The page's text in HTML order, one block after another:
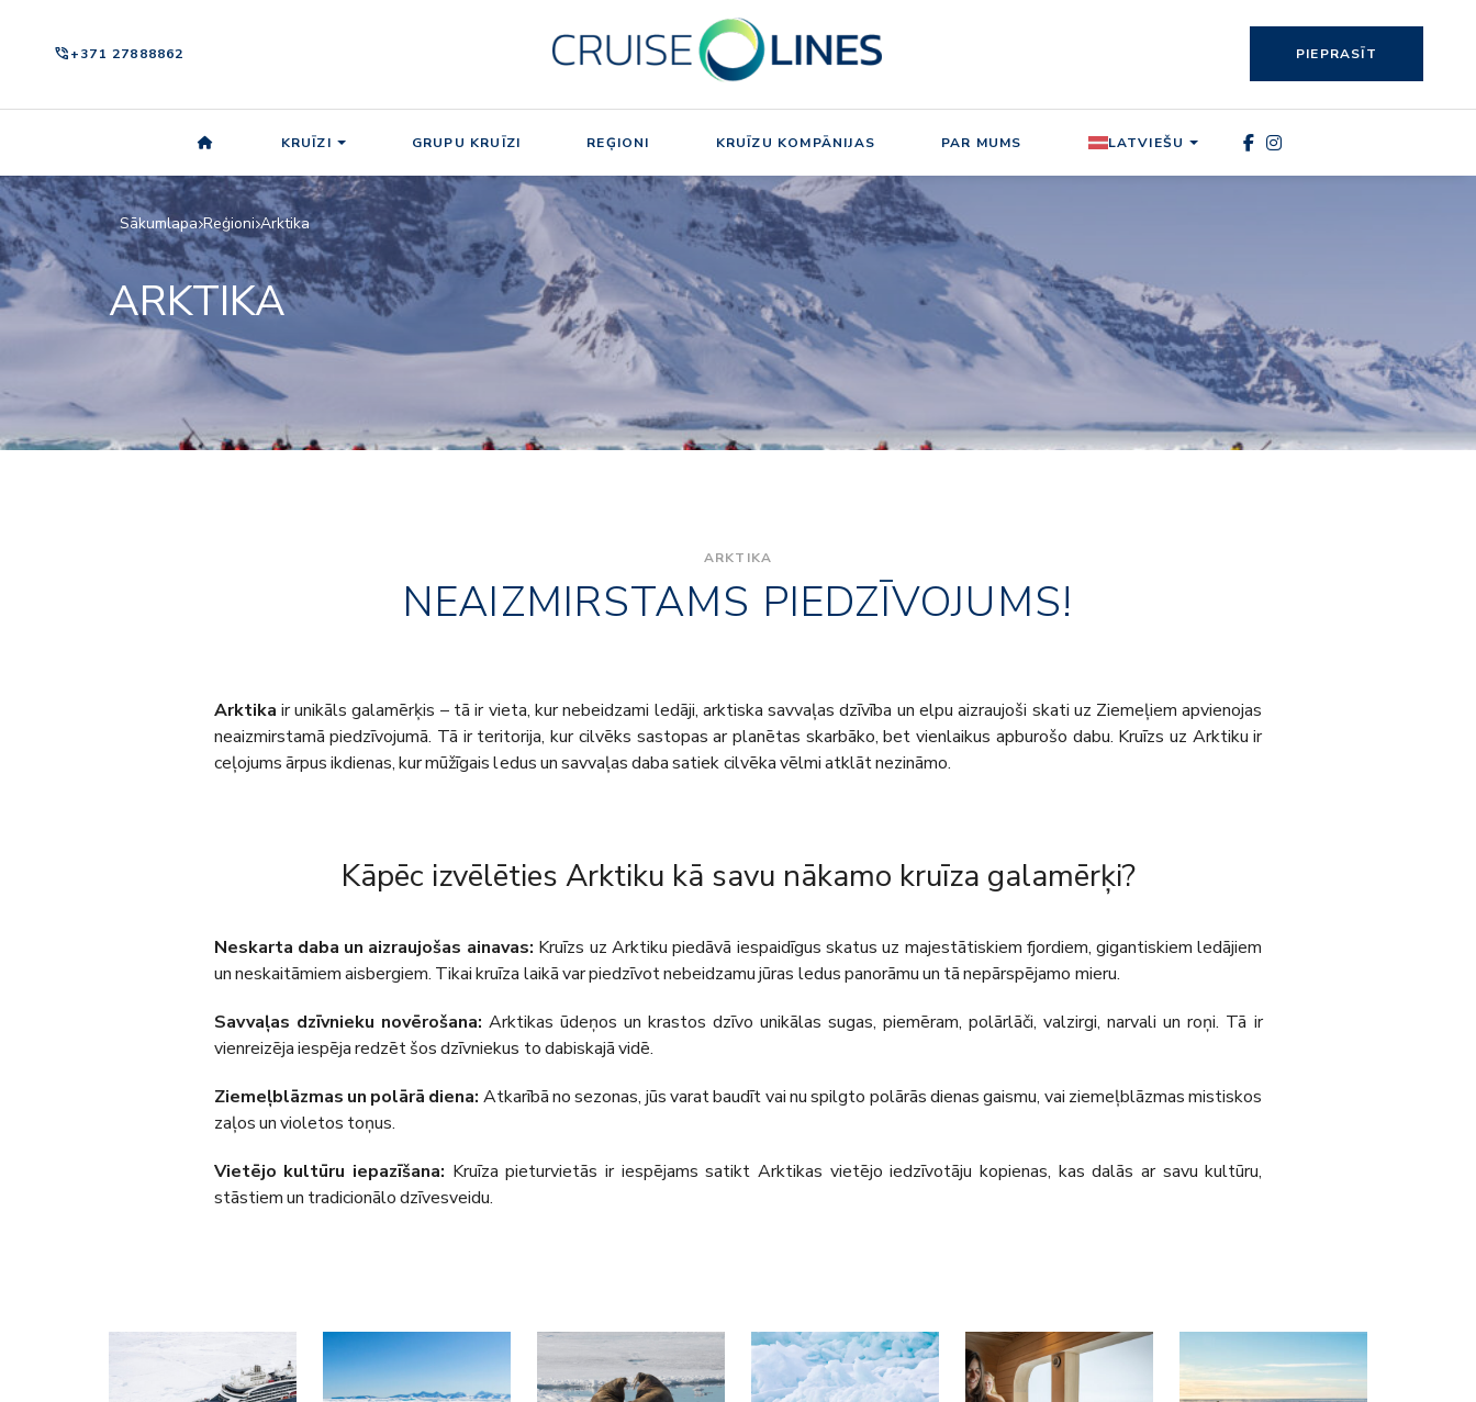
phone_in_talk+371 27888862 PIEPRASĪT
KRUĪZI GRUPU KRUĪZI REĢIONI KRUĪZU KOMPĀNIJAS PAR MUMS LATVIEŠU
Sākumlapa Reģioni Arktika
ARKTIKA
ARKTIKA
NEAIZMIRSTAMS PIEDZĪVOJUMS!
Arktika ir unikāls galamērķis – tā ir vieta, kur nebeidzami ledāji, arktiska savvaļas dzīvība un elpu aizraujoši skati uz Ziemeļiem apvienojas
neaizmirstamā piedzīvojumā. Tā ir teritorija, kur cilvēks sastopas ar planētas skarbāko, bet vienlaikus apburošo dabu. Kruīzs uz Arktiku ir
ceļojums ārpus ikdienas, kur mūžīgais ledus un savvaļas daba satiek cilvēka vēlmi atklāt nezināmo.
Kāpēc izvēlēties Arktiku kā savu nākamo kruīza galamērķi?
Neskarta daba un aizraujošas ainavas: Kruīzs uz Arktiku piedāvā iespaidīgus skatus uz majestātiskiem fjordiem, gigantiskiem ledājiem
un neskaitāmiem aisbergiem. Tikai kruīza laikā var piedzīvot nebeidzamu jūras ledus panorāmu un tā nepārspējamo mieru.
Savvaļas dzīvnieku novērošana: Arktikas ūdeņos un krastos dzīvo unikālas sugas, piemēram, polārlāči, valzirgi, narvali un roņi. Tā ir
vienreizēja iespēja redzēt šos dzīvniekus to dabiskajā vidē.
Ziemeļblāzmas un polārā diena: Atkarībā no sezonas, jūs varat baudīt vai nu spilgto polārās dienas gaismu, vai ziemeļblāzmas mistiskos
zaļos un violetos toņus.
Vietējo kultūru iepazīšana: Kruīza pieturvietās ir iespējams satikt Arktikas vietējo iedzīvotāju kopienas, kas dalās ar savu kultūru,
stāstiem un tradicionālo dzīvesveidu.